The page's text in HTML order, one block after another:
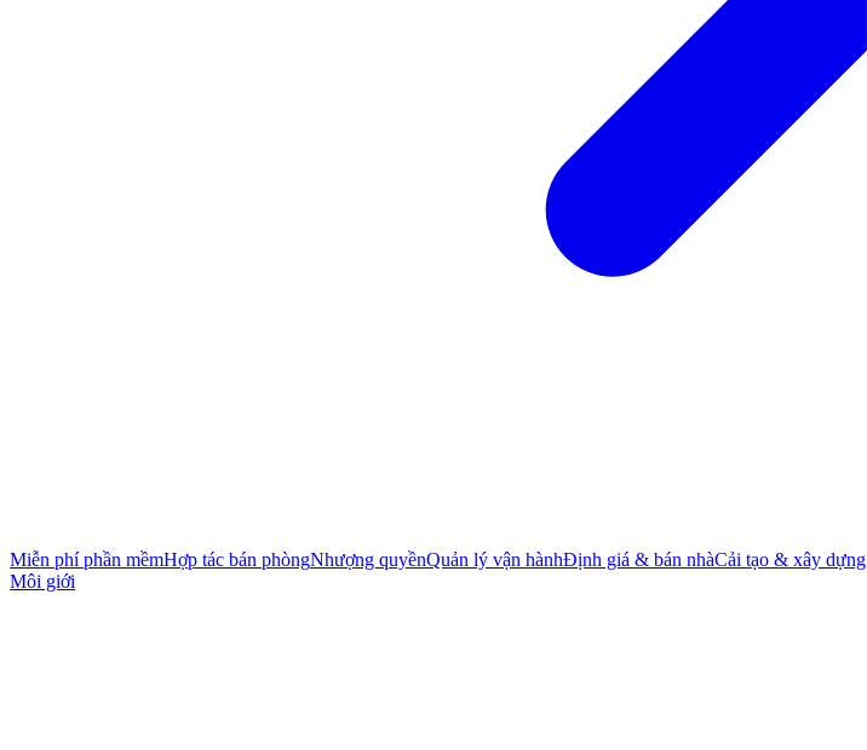
Miễn phí phần mềmHợp tác bán phòngNhượng quyềnQuản lý vận hànhĐịnh giá & bán nhàCải tạo & xây dựng
Môi giới